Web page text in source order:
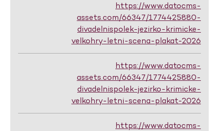
https://www.datocms-
assets.com/66347/1774425880-
divadelnispolek-jezirko-krimicke-
velkohry-letni-scena-plakat-2026
https://www.datocms-
assets.com/66347/1774425880-
divadelnispolek-jezirko-krimicke-
velkohry-letni-scena-plakat-2026
https://www.datocms-